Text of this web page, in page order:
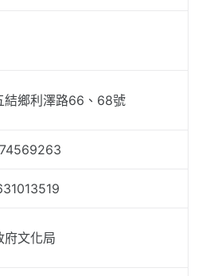
結鄉利澤路66、68號
府文化局